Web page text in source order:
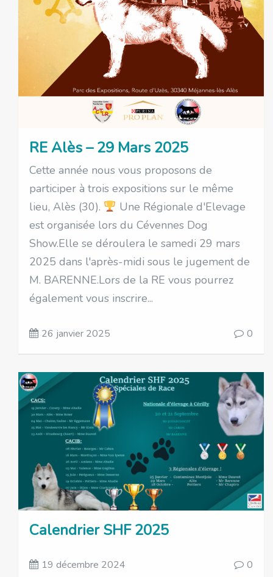
RE Alès – 29 Mars 2025
Cette année nous vous proposons de
participer à trois expositions sur le même
lieu, Alès (30).
Une Régionale d'Elevage
est organisée lors du Cévennes Dog
Show.Elle se déroulera le samedi 29 mars
2025 dans l'après-midi sous le jugement de
M. BARENNE.Lors de la RE vous pourrez
également vous inscrire...
26 janvier 2025 0
Calendrier SHF 2025
19 décembre 2024 0